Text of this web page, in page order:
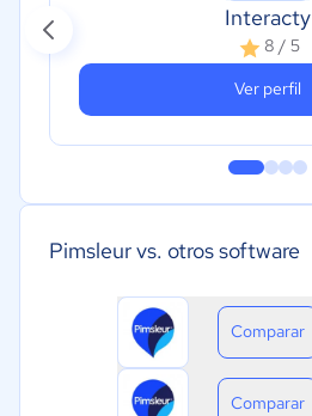
Interacty
8 / 5
Ver perfil
Pimsleur vs. otros software
Comparar
Comparar